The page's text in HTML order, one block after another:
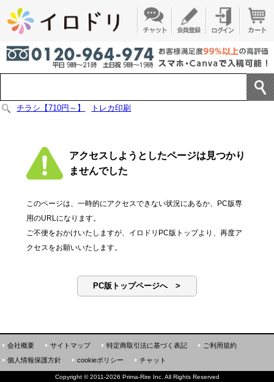
チラシ【710円～】 トレカ印刷
アクセスしようとしたページは見つかり
ませんでした
このページは、一時的にアクセスできない状況にあるか、PC版専
用のURLになります。
ご不便をおかけいたしますが、イロドリPC版トップより、再度ア
クセスをお願いいたします。
PC版トップページへ >
会社概要 サイトマップ 特定商取引法に基づく表記
ご利用規約
個人情報保護方針
cookieポリシー チャット
Copyright ©2011-2026 Prima-Rire Inc. All Rights Reserved